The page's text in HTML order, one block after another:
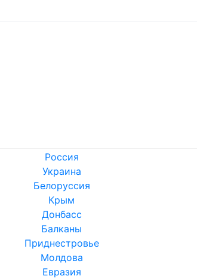
Россия
Украина
Белоруссия
Крым
Донбасс
Балканы
Приднестровье
Молдова
Евразия